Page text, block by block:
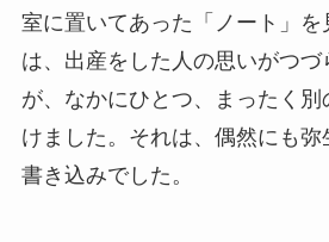
室に置いてあった「ノート」を
は、出産をした人の思いがつ
が、なかにひとつ、まったく
けました。それは、偶然にも
書き込みでした。